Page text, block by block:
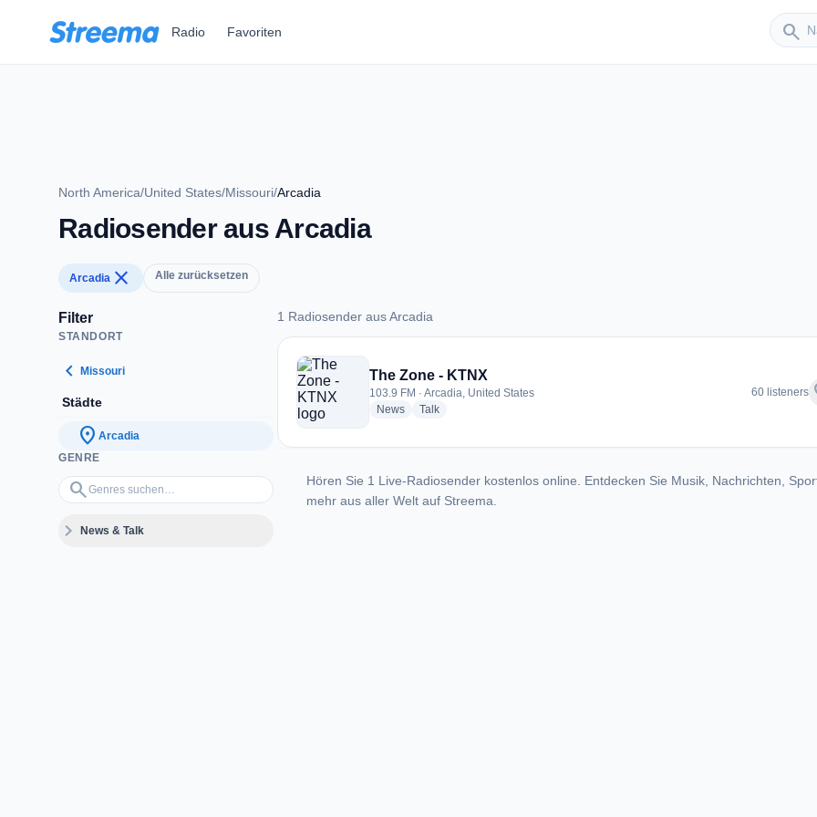
Radio Favoriten search
Sender
North America/United States/Missouri/Arcadia
Radiosender aus Arcadia
Arcadia close Alle zurücksetzen
Filter
STANDORT
chevron_left Missouri
Städte
location_on Arcadia
GENRE
search
Genres suchen…
expand_moreNews & Talk
1 Radiosender aus Arcadia
1 Radiosender aus Arcadia
The Zone - KTNX
103.9 FM · Arcadia, United States
Newsradio stations
Talkradio stations
60 listeners
Hören Sie 1 Live-Radiosender kostenlos online. Entdecken Sie Musik, Nachrichten,
mehr aus aller Welt auf Streema.